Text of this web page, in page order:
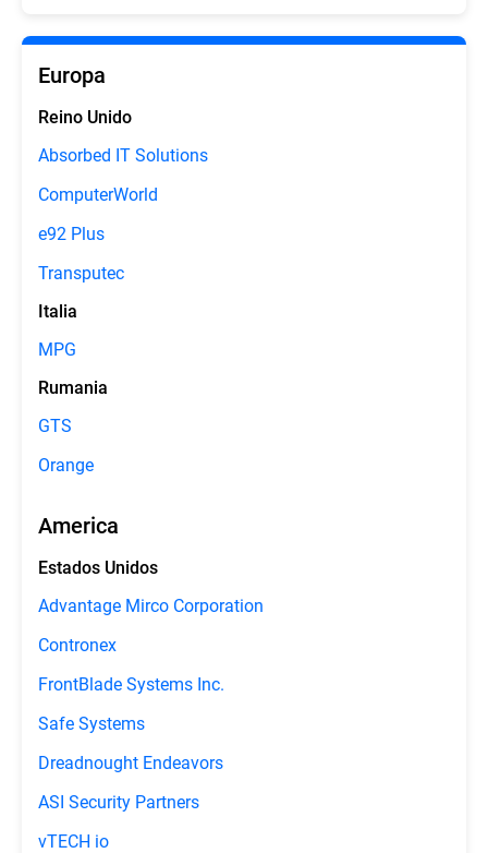
Europa
Reino Unido
Absorbed IT Solutions
ComputerWorld
e92 Plus
Transputec
Italia
MPG
Rumania
GTS
Orange
America
Estados Unidos
Advantage Mirco Corporation
Contronex
FrontBlade Systems Inc.
Safe Systems
Dreadnought Endeavors
ASI Security Partners
vTECH io